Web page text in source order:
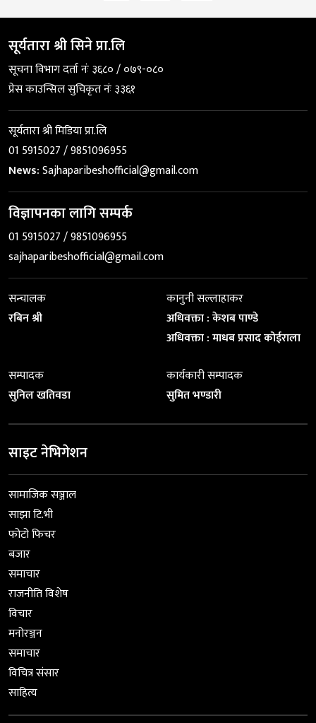
सूर्यतारा श्री सिने प्रा.लि
सूचना विभाग दर्ता नंः ३६८० / ०७९-०८०
प्रेस काउन्सिल सुचिकृत नंः ३३६१
सूर्यतारा श्री मिडिया प्रा.लि
01 5915027 / 9851096955
News:Sajhaparibeshofficial@gmail.com
विज्ञापनका लागि सम्पर्क
01 5915027 / 9851096955
sajhaparibeshofficial@gmail.com
सन्चालक
रबिन श्री
कानुनी सल्लाहाकर
अधिवक्ता : केशब पाण्डे
अधिवक्ता : माधब प्रसाद कोईराला
सम्पादक
सुनिल खतिवडा
कार्यकारी सम्पादक
सुमित भण्डारी
साइट नेभिगेशन
सामाजिक सञ्जाल
साझा टि.भी
फोटो फिचर
बजार
समाचार
राजनीति विशेष
विचार
मनोरञ्जन
समाचार
विचित्र संसार
साहित्य